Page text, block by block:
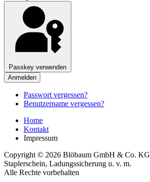
Passkey verwenden
Anmelden
Passwort vergessen?
Benutzername vergessen?
Home
Kontakt
Impressum
Copyright © 2026 Blöbaum GmbH & Co. KG
Staplerschein, Ladungssicherung u. v. m.
Alle Rechte vorbehalten